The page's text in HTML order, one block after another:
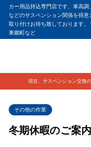
カー用品持込専門店です。車高
などのサスペンション関係を得
取り付けお待ち致しております
東郷町など
現在、サスペンション交換
その他の作業
冬期休暇のご案内